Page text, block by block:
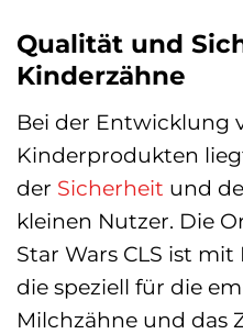
Qualität und
Kinderzähne
Bei der Entwicklung
Kinderprodukten
der Sicherheit und
kleinen Nutzer. Die
Star Wars CLS ist
die speziell für die
Milchzähne und das